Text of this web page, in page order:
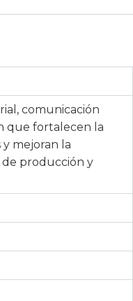
comunicación
que fortalecen la
mejoran la
producción y